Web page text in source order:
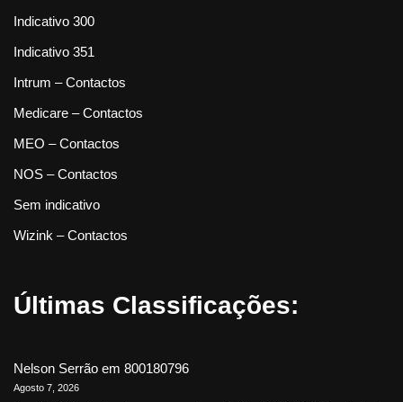
Indicativo 300
Indicativo 351
Intrum – Contactos
Medicare – Contactos
MEO – Contactos
NOS – Contactos
Sem indicativo
Wizink – Contactos
Últimas Classificações:
Nelson Serrão em 800180796
Agosto 7, 2026